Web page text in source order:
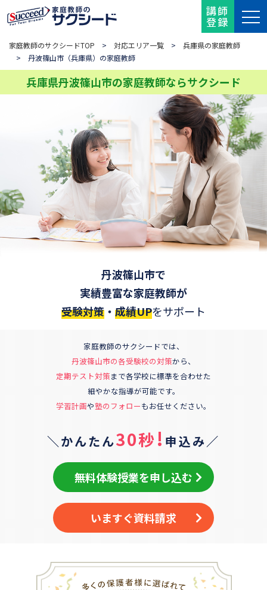
講師
登録
家庭教師のサクシードTOP > 対応エリア一覧 > 兵庫県の家庭教師
> 丹波篠山市（兵庫県）の家庭教師
兵庫県丹波篠山市の家庭教師ならサクシード
丹波篠山市で
実績豊富な家庭教師が
受験対策 ・ 成績UPをサポート
家庭教師のサクシードでは、
丹波篠山市の各受験校の対策から、
定期テスト対策まで各学校に標準を合わせた
細やかな指導が可能です。
学習計画や塾のフォローもお任せください。
＼かんたん30秒! 申込み／
無料体験授業を申し込む
いますぐ資料請求